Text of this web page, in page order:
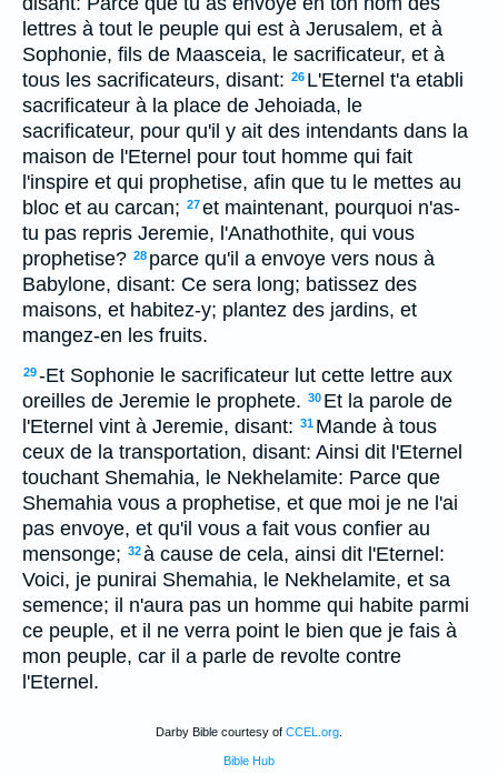
lettres à tout le peuple qui est à Jerusalem, et à
Sophonie, fils de Maasceia, le sacrificateur, et à
tous les sacrificateurs, disant: 26 L'Eternel t'a etabli
sacrificateur à la place de Jehoiada, le
sacrificateur, pour qu'il y ait des intendants dans la
maison de l'Eternel pour tout homme qui fait
l'inspire et qui prophetise, afin que tu le mettes au
bloc et au carcan; 27et maintenant, pourquoi n'as-
tu pas repris Jeremie, l'Anathothite, qui vous
prophetise? 28 parce qu'il a envoye vers nous à
Babylone, disant: Ce sera long; batissez des
maisons, et habitez-y; plantez des jardins, et
mangez-en les fruits.
29-Et Sophonie le sacrificateur lut cette lettre aux
oreilles de Jeremie le prophete. 30 Et la parole de
l'Eternel vint à Jeremie, disant: 31 Mande à tous
ceux de la transportation, disant: Ainsi dit l'Eternel
touchant Shemahia, le Nekhelamite: Parce que
Shemahia vous a prophetise, et que moi je ne l'ai
pas envoye, et qu'il vous a fait vous confier au
mensonge; 32à cause de cela, ainsi dit l'Eternel:
Voici, je punirai Shemahia, le Nekhelamite, et sa
semence; il n'aura pas un homme qui habite parmi
ce peuple, et il ne verra point le bien que je fais à
mon peuple, car il a parle de revolte contre
l'Eternel.
Darby Bible courtesy of CCEL.org
Bible Hub